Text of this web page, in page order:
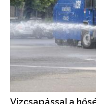
Vízcsapással a